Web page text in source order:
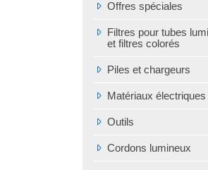
Offres spéciales
Filtres pour tubes
et filtres colorés
Piles et chargeurs
Matériaux électriques
Outils
Cordons lumineux